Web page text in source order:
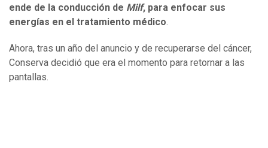
ende de la conducción de Milf, para enfocar sus
energías en el tratamiento médico.
Ahora, tras un año del anuncio y de recuperarse del cáncer,
Conserva decidió que era el momento para retornar a las
pantallas.